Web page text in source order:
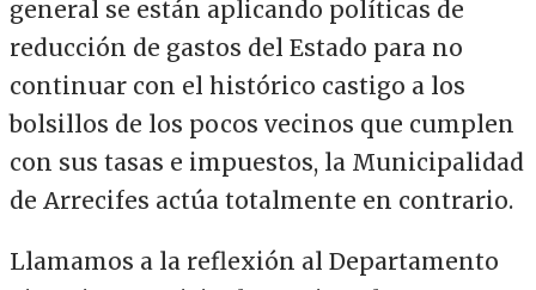
general se están aplicando políticas de
reducción de gastos del Estado para no
continuar con el histórico castigo a los
bolsillos de los pocos vecinos que cumplen
con sus tasas e impuestos, la Municipalidad
de Arrecifes actúa totalmente en contrario.
Llamamos a la reflexión al Departamento